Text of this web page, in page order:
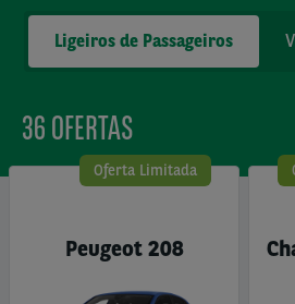
Ligeiros de Passageiros
36 OFERTAS
Oferta Limitada
Peugeot 208
Carros Usados
Sobre A Arval